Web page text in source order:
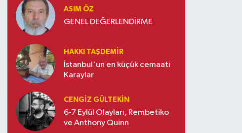
ASIM ÖZ
GENEL DEĞERLENDİRME
HAKKI TAŞDEMIR
İstanbul'un en küçük cemaati
Karaylar
CENGIZ GÜLTEKIN
6-7 Eylül Olayları, Rembetiko
ve Anthony Quinn